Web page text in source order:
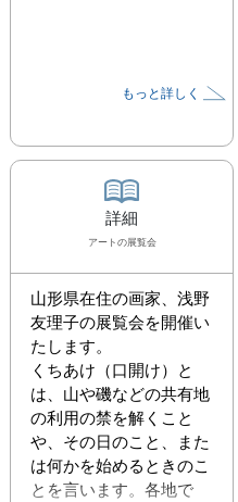
もっと詳しく
詳細
アート の展覧会
山形県在住の画家、浅野
友理子の展覧会を開催い
たします。
くちあけ（口開け）と
は、山や磯などの共有地
の利用の禁を解くこと
や、その日のこと、また
は何かを始めるときのこ
とを言います。各地で